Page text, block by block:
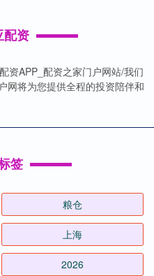
配资
资APP_配资之家门户网站/我们
网将为您提供全程的投资陪伴和
签
粮仓
上海
2026